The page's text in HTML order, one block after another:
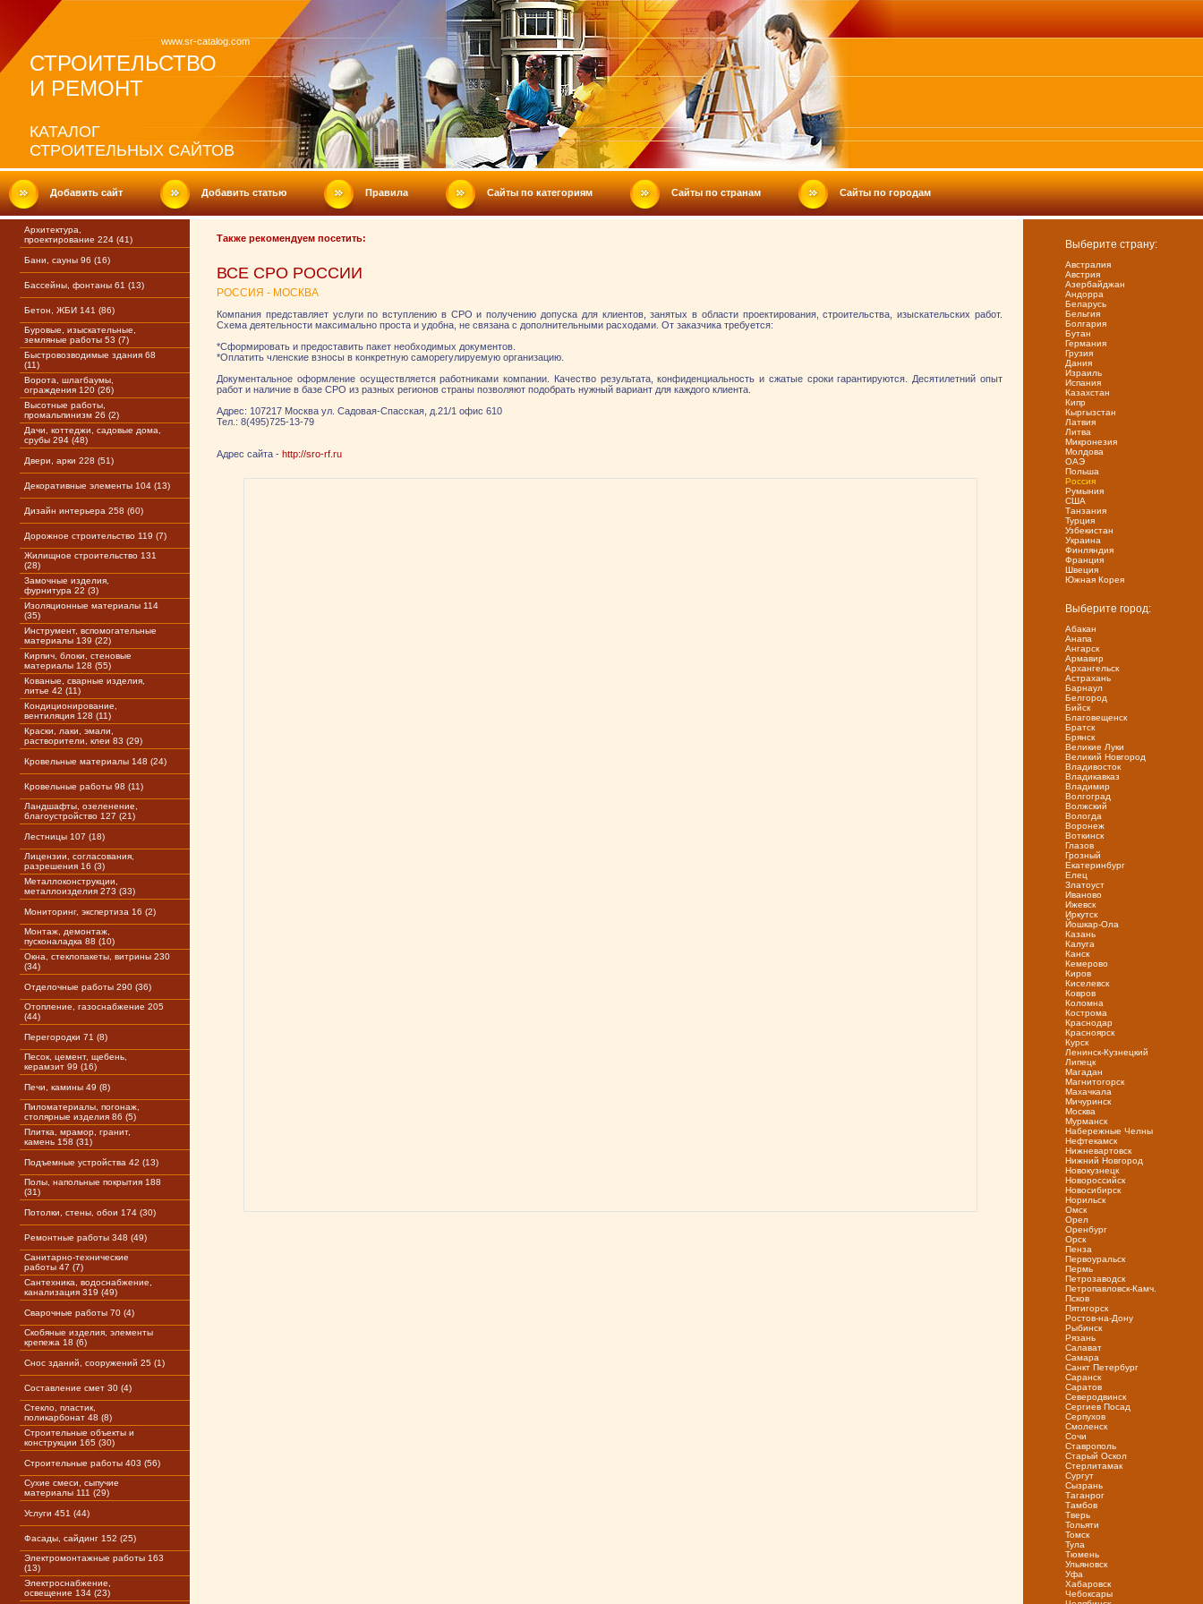
www.sr-catalog.com
СТРОИТЕЛЬСТВО
И РЕМОНТ
КАТАЛОГ
СТРОИТЕЛЬНЫХ САЙТОВ
Добавить сайт Добавить статью Правила Сайты по категориям Сайты по странам Сайты по городам
Архитектура,
проектирование 224 (41)
Бани, сауны 96 (16)
Бассейны, фонтаны 61 (13)
Бетон, ЖБИ 141 (86)
Буровые, изыскательные,
земляные работы 53 (7)
Быстровозводимые здания 68
(11)
Ворота, шлагбаумы,
ограждения 120 (26)
Высотные работы,
промальпинизм 26 (2)
Дачи, коттеджи, садовые дома,
срубы 294 (48)
Двери, арки 228 (51)
Декоративные элементы 104 (13)
Дизайн интерьера 258 (60)
Дорожное строительство 119 (7)
Жилищное строительство 131
(28)
Замочные изделия,
фурнитура 22 (3)
Изоляционные материалы 114
(35)
Инструмент, вспомогательные
материалы 139 (22)
Кирпич, блоки, стеновые
материалы 128 (55)
Кованые, сварные изделия,
литье 42 (11)
Кондиционирование,
вентиляция 128 (11)
Краски, лаки, эмали,
растворители, клеи 83 (29)
Кровельные материалы 148 (24)
Кровельные работы 98 (11)
Ландшафты, озеленение,
благоустройство 127 (21)
Лестницы 107 (18)
Лицензии, согласования,
разрешения 16 (3)
Металлоконструкции,
металлоизделия 273 (33)
Мониторинг, экспертиза 16 (2)
Монтаж, демонтаж,
пусконаладка 88 (10)
Окна, стеклопакеты, витрины 230
(34)
Отделочные работы 290 (36)
Отопление, газоснабжение 205
(44)
Перегородки 71 (8)
Песок, цемент, щебень,
керамзит 99 (16)
Печи, камины 49 (8)
Пиломатериалы, погонаж,
столярные изделия 86 (5)
Плитка, мрамор, гранит,
камень 158 (31)
Подъемные устройства 42 (13)
Полы, напольные покрытия 188
(31)
Потолки, стены, обои 174 (30)
Ремонтные работы 348 (49)
Санитарно-технические
работы 47 (7)
Сантехника, водоснабжение,
канализация 319 (49)
Сварочные работы 70 (4)
Скобяные изделия, элементы
крепежа 18 (6)
Снос зданий, сооружений 25 (1)
Составление смет 30 (4)
Стекло, пластик,
поликарбонат 48 (8)
Строительные объекты и
конструкции 165 (30)
Строительные работы 403 (56)
Сухие смеси, сыпучие
материалы 111 (29)
Услуги 451 (44)
Фасады, сайдинг 152 (25)
Электромонтажные работы 163
(13)
Электроснабжение,
освещение 134 (23)
Также рекомендуем посетить:
ВСЕ СРО РОССИИ
РОССИЯ - МОСКВА
Компания представляет услуги по вступлению в СРО и получению допуска для клиентов, занятых в области проектирования, строительства, изыскательских работ.
Схема деятельности максимально проста и удобна, не связана с дополнительными расходами. От заказчика требуется:
*Сформировать и предоставить пакет необходимых документов.
*Оплатить членские взносы в конкретную саморегулируемую организацию.
Документальное оформление осуществляется работниками компании. Качество результата, конфиденциальность и сжатые сроки гарантируются. Десятилетний опыт
работ и наличие в базе СРО из разных регионов страны позволяют подобрать нужный вариант для каждого клиента.
Адрес: 107217 Москва ул. Садовая-Спасская, д.21/1 офис 610
Тел.: 8(495)725-13-79
Адрес сайта - http://sro-rf.ru
Выберите страну:
Австралия
Австрия
Азербайджан
Андорра
Беларусь
Бельгия
Болгария
Бутан
Германия
Грузия
Дания
Израиль
Испания
Казахстан
Кипр
Кыргызстан
Латвия
Литва
Микронезия
Молдова
ОАЭ
Польша
Россия
Румыния
США
Танзания
Турция
Узбекистан
Украина
Финляндия
Франция
Швеция
Южная Корея
Выберите город:
Абакан
Анапа
Ангарск
Армавир
Архангельск
Астрахань
Барнаул
Белгород
Бийск
Благовещенск
Братск
Брянск
Великие Луки
Великий Новгород
Владивосток
Владикавказ
Владимир
Волгоград
Волжский
Вологда
Воронеж
Воткинск
Глазов
Грозный
Екатеринбург
Елец
Златоуст
Иваново
Ижевск
Иркутск
Йошкар-Ола
Казань
Калуга
Канск
Кемерово
Киров
Киселевск
Ковров
Коломна
Кострома
Краснодар
Красноярск
Курск
Ленинск-Кузнецкий
Липецк
Магадан
Магнитогорск
Махачкала
Мичуринск
Москва
Мурманск
Набережные Челны
Нефтекамск
Нижневартовск
Нижний Новгород
Новокузнецк
Новороссийск
Новосибирск
Норильск
Омск
Орел
Оренбург
Орск
Пенза
Первоуральск
Пермь
Петрозаводск
Петропавловск-Камч.
Псков
Пятигорск
Ростов-на-Дону
Рыбинск
Рязань
Салават
Самара
Санкт Петербург
Саранск
Саратов
Северодвинск
Сергиев Посад
Серпухов
Смоленск
Сочи
Ставрополь
Старый Оскол
Стерлитамак
Сургут
Сызрань
Таганрог
Тамбов
Тверь
Тольяти
Томск
Тула
Тюмень
Ульяновск
Уфа
Хабаровск
Чебоксары